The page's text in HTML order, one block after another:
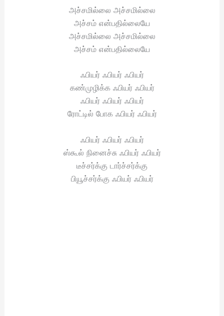
அச்சமில்லை அச்சமில்லை
அச்சம் என்பதில்லையே
அச்சமில்லை அச்சமில்லை
அச்சம் என்பதில்லையே
ஃபியர் ஃபியர் ஃபியர்
கண்முழிக்க ஃபியர் ஃபியர்
ஃபியர் ஃபியர் ஃபியர்
ரோட்டில் போக ஃபியர் ஃபியர்
ஃபியர் ஃபியர் ஃபியர்
ஸ்கூல் நினைச்சு ஃபியர் ஃபியர்
டீச்சர்க்கு டார்ச்சர்க்கு
பியூச்சர்க்கு ஃபியர் ஃபியர்